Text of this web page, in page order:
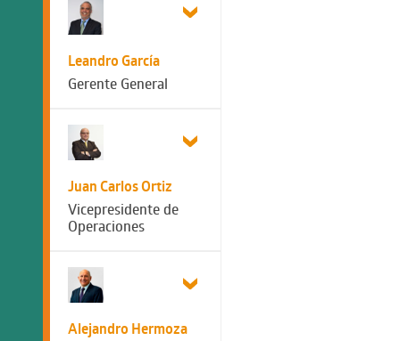
Leandro García
Gerente General
Juan Carlos Ortiz
Vicepresidente de
Operaciones
Alejandro Hermoza